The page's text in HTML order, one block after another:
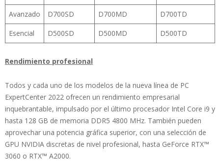
Avanzado D700SD D700MD D700TD
Esencial D500SD D500MD D500TD
Rendimiento profesional
Todos y cada uno de los modelos de la nueva línea de PC
ExpertCenter 2022 ofrecen un rendimiento empresarial
inquebrantable, impulsado por el último procesador Intel Core i9 y
hasta 128 GB de memoria DDR5 4800 MHz. También pueden
aprovechar una potencia gráfica superior, con una selección de
GPU NVIDIA discretas de nivel profesional, hasta GeForce RTX™
3060 o RTX™ A2000.